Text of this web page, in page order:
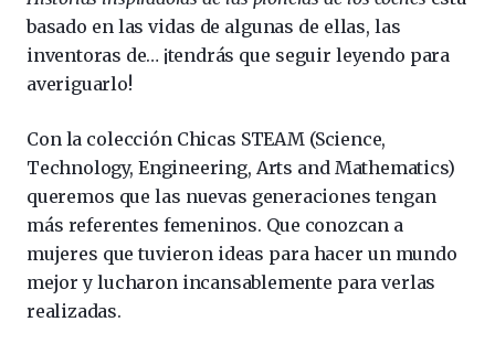
basado en las vidas de algunas de ellas, las
inventoras de… ¡tendrás que seguir leyendo para
averiguarlo!
Con la colección Chicas STEAM (Science,
Technology, Engineering, Arts and Mathematics)
queremos que las nuevas generaciones tengan
más referentes femeninos. Que conozcan a
mujeres que tuvieron ideas para hacer un mundo
mejor y lucharon incansablemente para verlas
realizadas.